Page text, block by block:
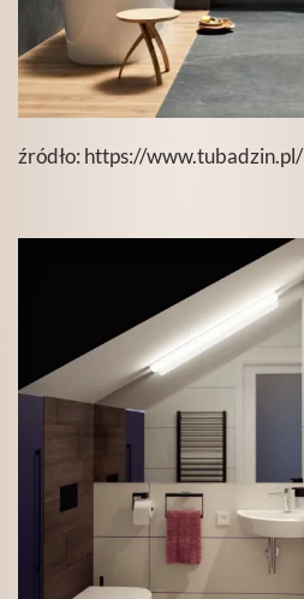
źródło: https://www.tubadzin.pl/